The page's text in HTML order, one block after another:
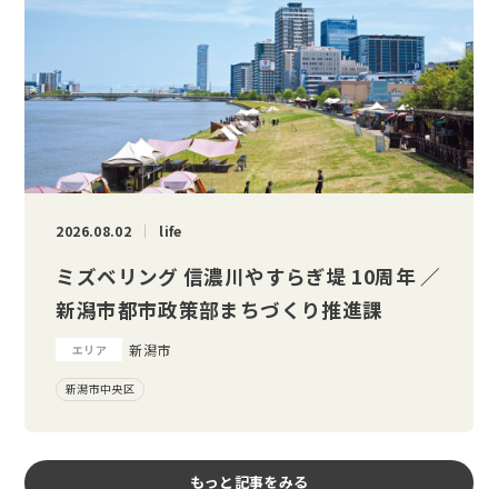
2026.08.02 life
ミズベリング 信濃川やすらぎ堤 10周年 ／
新潟市都市政策部まちづくり推進課
エリア 新潟市
新潟市中央区
もっと記事をみる